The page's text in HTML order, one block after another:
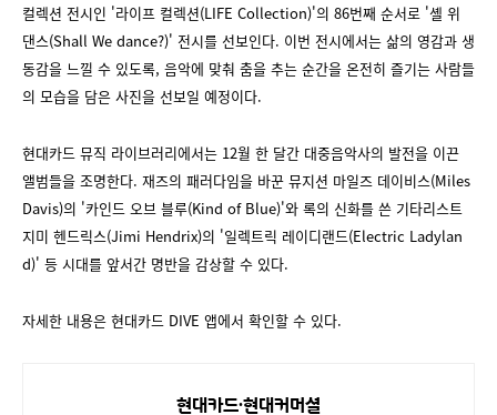
컬렉션 전시인 '라이프 컬렉션(LIFE Collection)'의 86번째 순서로 '셸 위
댄스(Shall We dance?)' 전시를 선보인다. 이번 전시에서는 삶의 영감과 생
동감을 느낄 수 있도록, 음악에 맞춰 춤을 추는 순간을 온전히 즐기는 사람들
의 모습을 담은 사진을 선보일 예정이다.
현대카드 뮤직 라이브러리에서는 12월 한 달간 대중음악사의 발전을 이끈
앨범들을 조명한다. 재즈의 패러다임을 바꾼 뮤지션 마일즈 데이비스(Miles
Davis)의 '카인드 오브 블루(Kind of Blue)'와 록의 신화를 쓴 기타리스트
지미 헨드릭스(Jimi Hendrix)의 '일렉트릭 레이디랜드(Electric Ladylan
d)' 등 시대를 앞서간 명반을 감상할 수 있다.
자세한 내용은 현대카드 DIVE 앱에서 확인할 수 있다.
현대카드∙현대커머셜